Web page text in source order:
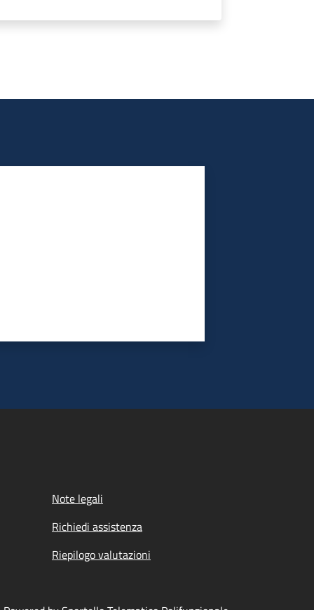
Note legali
Richiedi assistenza
Riepilogo valutazioni